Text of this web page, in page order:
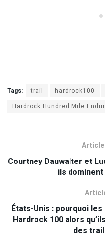
Tags: trail hardrock100
Hardrock Hundred Mile
Courtney Dauwalter et
ils
États-Unis : pourquoi
Hardrock 100 alors
des